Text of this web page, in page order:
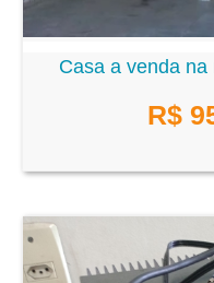
Casa a venda
R$